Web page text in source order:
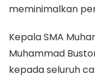
meminimalkan
Kepala SMA
Muhammad
kepada seluruh